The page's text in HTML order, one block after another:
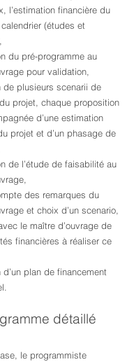
l’estimation financière du
(études et
du pré-programme au
pour validation,
de plusieurs scenarii de
projet, chaque proposition
d’une estimation
projet et d’un phasage de
de l’étude de faisabilité au
des remarques du
et choix d’un scenario,
le maître d’ouvrage de
financières à réaliser ce
d’un plan de financement
détaillé
le programmiste